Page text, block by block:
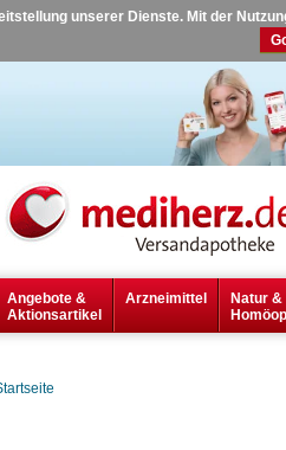
unserer Dienste. Mit der
Angebote &
Aktionsartikel
Arzneimittel
Natur &